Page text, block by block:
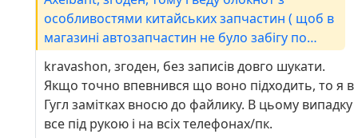
особливостями китайських запчастин ( щоб в
магазині автозапчастин не було забігу по
kravashon, згоден, без записів довго шукати.
Якщо точно впевнився що воно підходить, то я в
Гугл замітках вносю до файлику. В цьому випадку
все під рукою і на всіх телефонах/пк.